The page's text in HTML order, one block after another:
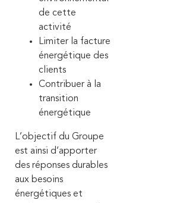
de cette
activité
Limiter la facture
énergétique des
clients
Contribuer à la
transition
énergétique
L’objectif du Groupe
est ainsi d’apporter
des réponses durables
aux besoins
énergétiques et